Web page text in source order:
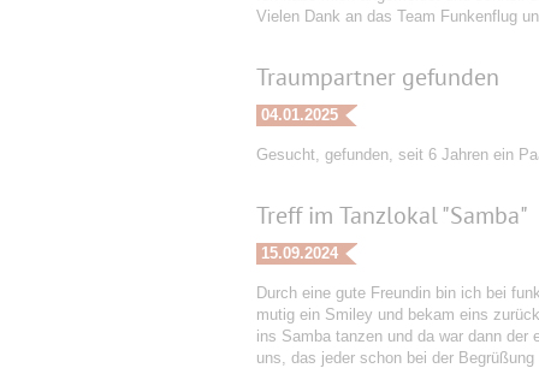
Vielen Dank an das Team Funkenflug
Traumpartner gefunden
04.01.2025
Gesucht, gefunden, seit 6 Jahren ein
Treff im Tanzlokal "Samba"
15.09.2024
Durch eine gute Freundin bin ich bei
mutig ein Smiley und bekam eins
ins Samba tanzen und da war dann
uns, das jeder schon bei der